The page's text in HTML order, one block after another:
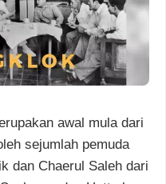
awal mula dari
sejumlah pemuda
dan Chaerul Saleh dari